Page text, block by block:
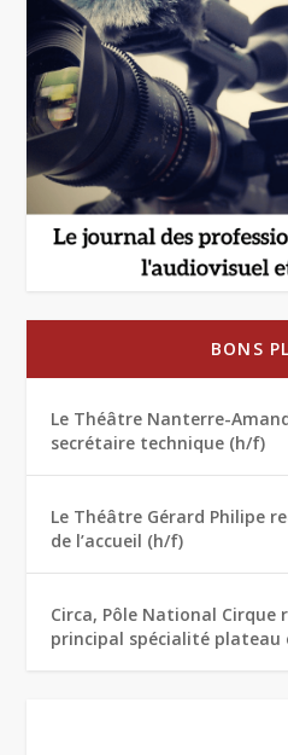
BONS
Le Théâtre Nanterre-
secrétaire technique (h/f)
Le Théâtre Gérard Philipe
de l’accueil (h/f)
Circa, Pôle National Cirque
principal spécialité